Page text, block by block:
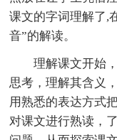
课文的字词理解了,
音”的解读。
理解课文开始
思考，理解其含义
用熟悉的表达方式
对课文进行熟读，